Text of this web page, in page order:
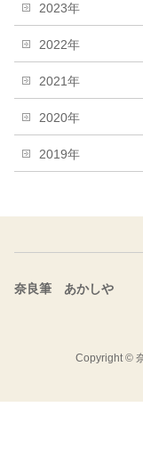
2023年
2022年
2021年
2020年
2019年
奈良筆 あかしや
Copyright ©